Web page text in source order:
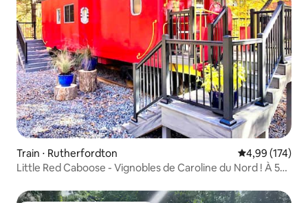
Train ⋅ Rutherfordton Évaluation
4,99 (174)
Little Red Caboose - Vignobles de Caroline du Nord ! À 5